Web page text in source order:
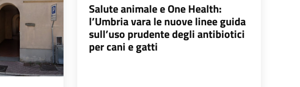
Salute animale e One Health:
l’Umbria vara le nuove linee guida
sull’uso prudente degli antibiotici
per cani e gatti